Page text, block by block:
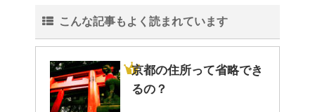
こんな記事もよく読まれています
京都の住所って省略でき
るの？